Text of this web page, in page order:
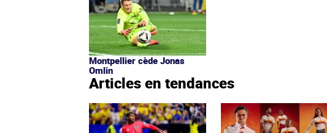
Montpellier cède Jonas
Omlin
Articles en tendances